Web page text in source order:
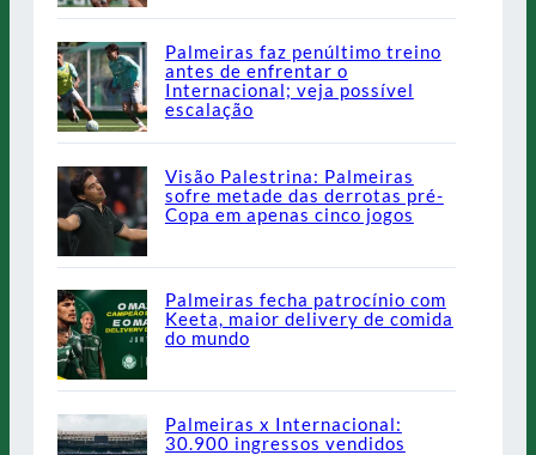
Palmeiras faz penúltimo treino
antes de enfrentar o
Internacional; veja possível
escalação
Visão Palestrina: Palmeiras
sofre metade das derrotas pré-
Copa em apenas cinco jogos
Palmeiras fecha patrocínio com
Keeta, maior delivery de comida
do mundo
Palmeiras x Internacional:
30.900 ingressos vendidos